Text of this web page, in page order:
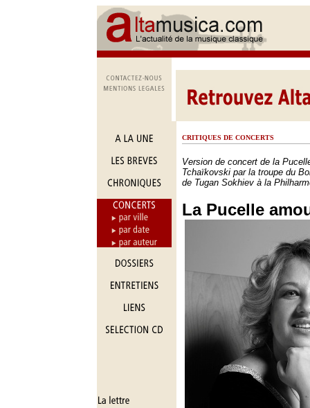
CRITIQUES DE CONCERTS
Version de concert de la
Tchaïkovski par la troupe du
de Tugan Sokhiev à la
La Pucelle